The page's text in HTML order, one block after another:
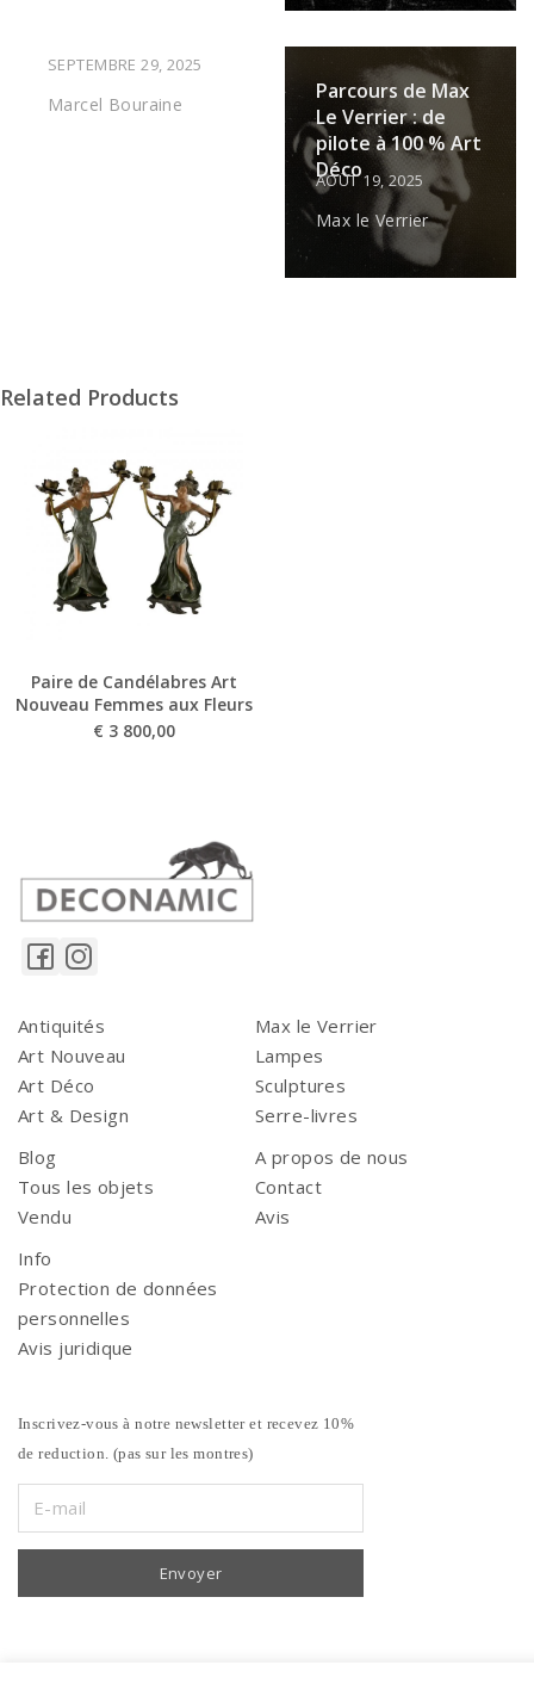
SEPTEMBRE 29, 2025
Marcel Bouraine
Parcours de Max
Le Verrier : de
pilote à 100 % Art
Déco
AOÛT 19, 2025
Max le Verrier
Related Products
Paire de Candélabres Art
Nouveau Femmes aux Fleurs
€ 3 800,00
Antiquités
Art Nouveau
Art Déco
Art & Design
Max le Verrier
Lampes
Sculptures
Serre-livres
Blog
Tous les objets
Vendu
A propos de nous
Contact
Avis
Info
Protection de données
personnelles
Avis juridique
Inscrivez-vous à notre newsletter et recevez 10%
de reduction. (pas sur les montres)